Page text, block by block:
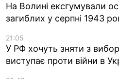
На Волині ексгумували
загиблих у серпні 1943
21:05
У РФ хочуть зняти з
виступає проти війни в